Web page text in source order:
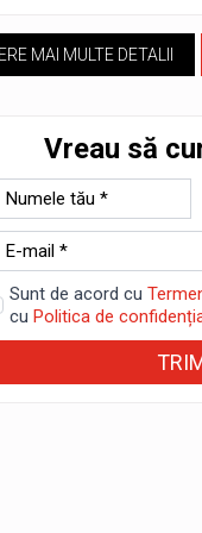
MAI MULTE DETALII
Vreau să
Sunt de acord cu
cu Politica de